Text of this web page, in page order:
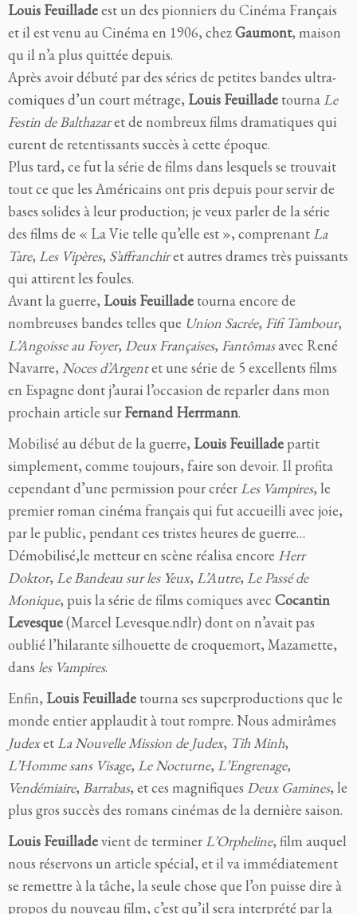
Louis Feuilladeest un des pionniers du Cinéma Français
et il est venu au Cinéma en 1906, chezGaumont, maison
qu il n’a plus quittée depuis.
Après avoir débuté par des séries de petites bandes ultra-
comiques d’un court métrage, Louis Feuillade tournaLe
Festin de Balthazaret de nombreux films dramatiques qui
eurent de retentissants succès à cette époque.
Plus tard, ce fut la série de films dans lesquels se trouvait
tout ce que les Américains ont pris depuis pour servir de
bases solides à leur production; je veux parler de la série
des films de « La Vie telle qu’elle est », comprenantLa
Tare, Les Vipères, S’affranchiret autres drames très puissants
qui attirent les foules.
Avant la guerre, Louis Feuillade tourna encore de
nombreuses bandes telles que Union Sacrée, Fifi Tambour,
L’Angoisse au Foyer, Deux Françaises, Fantômasavec René
Navarre, Noces d’Argentet une série de 5 excellents films
en Espagne dont j’aurai l’occasion de reparler dans mon
prochain article sur Fernand Herrmann.
Mobilisé au début de la guerre, Louis Feuillade partit
simplement, comme toujours, faire son devoir. Il profita
cependant d’une permission pour créerLes Vampires, le
premier roman cinéma français qui fut accueilli avec joie,
par le public, pendant ces tristes heures de guerre…
Démobilisé,le metteur en scène réalisa encore Herr
Doktor, Le Bandeau sur les Yeux, L’Autre, Le Passé de
Monique, puis la série de films comiques avec Cocantin
Levesque(Marcel Levesque.ndlr) dont on n’avait pas
oublié l’hilarante silhouette de croquemort, Mazamette,
dans les Vampires.
Enfin, Louis Feuillade tourna ses superproductions que le
monde entier applaudit à tout rompre. Nous admirâmes
JudexetLa Nouvelle Mission de Judex, Tih Minh,
L’Homme sans Visage, Le Nocturne, L’Engrenage,
Vendémiaire, Barrabas, et ces magnifiques Deux Gamines, le
plus gros succès des romans cinémas de la dernière saison.
Louis Feuilladevient de terminerL’Orpheline, film auquel
nous réservons un article spécial, et il va immédiatement
se remettre à la tâche, la seule chose que l’on puisse dire à
propos du nouveau film, c’est qu’il sera interprété par la